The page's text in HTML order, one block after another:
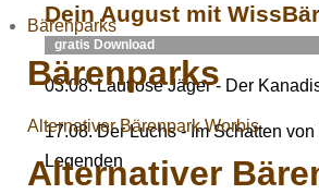
Bärenparks
Bärenparks
Alternativer Bärenpark Worbis
Alternativer
Dein August mit
gratis Download
03.08. Lautlose Jäger - Der
17.08. Der Luchs - Im Schatten von
Legenden